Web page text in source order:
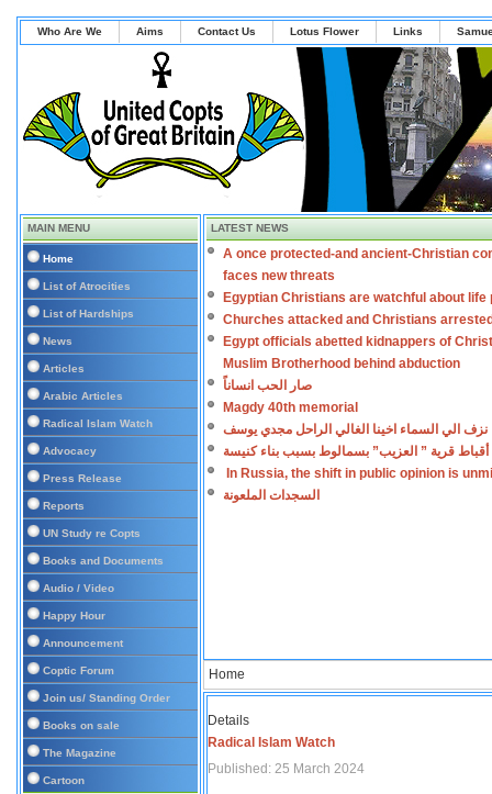
Who Are We Aims Contact Us Lotus Flower Links
MAIN MENU
Home
List of Atrocities
List of Hardships
News
Articles
Arabic Articles
Radical Islam Watch
Advocacy
Press Release
Reports
UN Study re Copts
Books and Documents
Audio / Video
Happy Hour
Announcement
Coptic Forum
Join us/ Standing Order
Books on sale
The Magazine
Cartoon
LATEST NEWS
A once protected-and ancient-Christian
faces new threats
Egyptian Christians are watchful about life
Churches attacked and Christians
Egypt officials abetted kidnappers of
Muslim Brotherhood behind abduction
صار الحب انساناً
Magdy 40th memorial
نزف الي السماء اخينا الغالي الراحل مجدي يوسف
أقباط قرية ” العزيب” بسمالوط بسبب بناء كنيسة
In Russia, the shift in public opinion is
السجدات الملعونة
Home
Details
Radical Islam Watch
Published: 25 March 2024